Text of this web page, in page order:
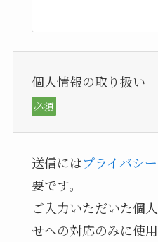
個人情報の取り扱い
必須
送信にはプライバシ
要です。
ご入力いただいた個
せへの対応のみに使用